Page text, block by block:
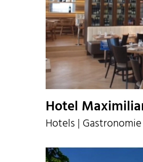
Hotel
Hotels | Gastronomie